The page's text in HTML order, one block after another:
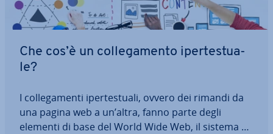
Che cos’è un col­le­ga­men­to iper­te­stua­
le?
I col­le­ga­men­ti iper­te­stua­li, ovvero dei rimandi da
una pagina web a un’altra, fanno parte degli
elementi di base del World Wide Web, il sistema di